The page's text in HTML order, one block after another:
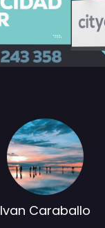
Ivan Caraballo